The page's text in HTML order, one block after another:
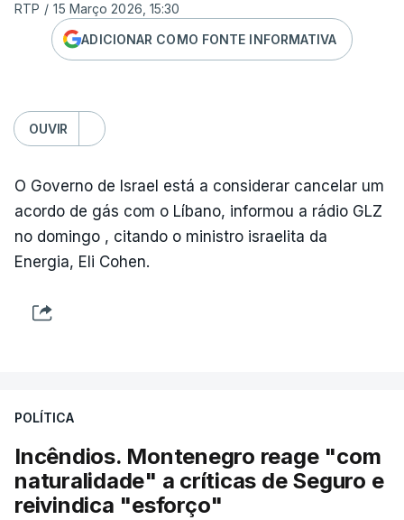
RTP / 15 Março 2026, 15:30
ADICIONAR COMO FONTE INFORMATIVA
OUVIR
O Governo de Israel está a considerar cancelar um
acordo de gás com o Líbano, informou a rádio GLZ
no domingo , citando o ministro israelita da
Energia, Eli Cohen.
POLÍTICA
Incêndios. Montenegro reage "com
naturalidade" a críticas de Seguro e
reivindica "esforço"